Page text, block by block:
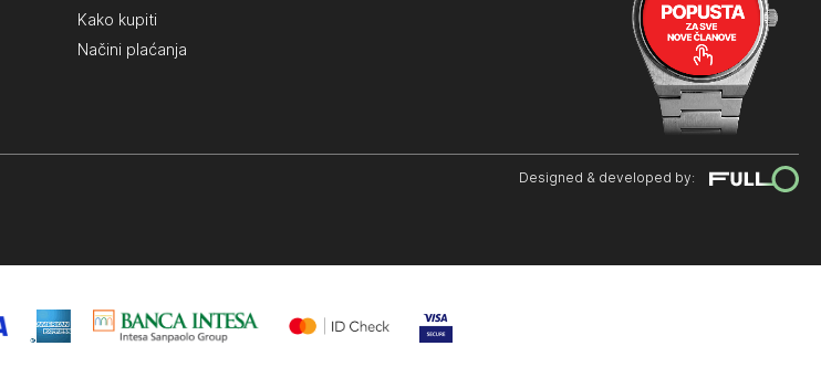
Kako kupiti
Načini plaćanja
Designed & developed by: